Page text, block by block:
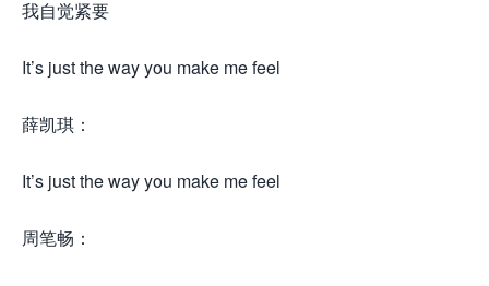
我自觉紧要
It’s just the way you make me feel
薛凯琪：
It’s just the way you make me feel
周笔畅：